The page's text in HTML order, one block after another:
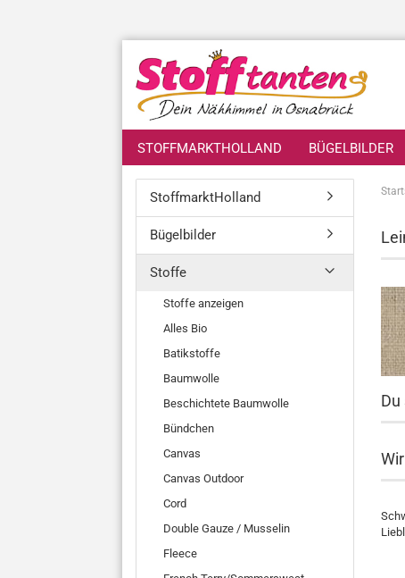
STOFFMARKTHOLLAND BÜGELBILDER
StoffmarktHolland
Bügelbilder
Stoffe
Stoffe anzeigen
Alles Bio
Batikstoffe
Baumwolle
Beschichtete Baumwolle
Bündchen
Canvas
Canvas Outdoor
Cord
Double Gauze / Musselin
Fleece